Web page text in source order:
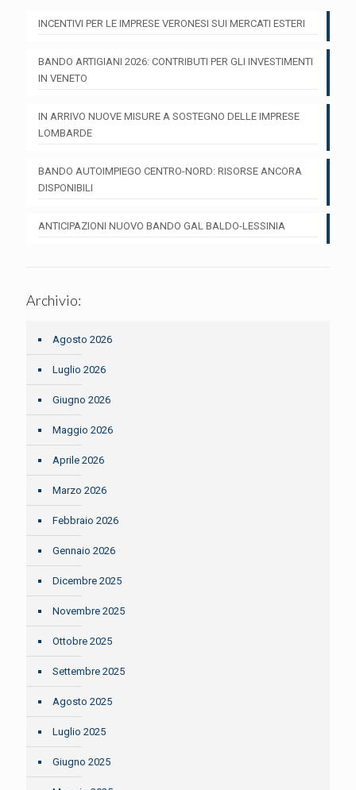
INCENTIVI PER LE IMPRESE VERONESI SUI MERCATI ESTERI
BANDO ARTIGIANI 2026: CONTRIBUTI PER GLI INVESTIMENTI
IN VENETO
IN ARRIVO NUOVE MISURE A SOSTEGNO DELLE IMPRESE
LOMBARDE
BANDO AUTOIMPIEGO CENTRO-NORD: RISORSE ANCORA
DISPONIBILI
ANTICIPAZIONI NUOVO BANDO GAL BALDO-LESSINIA
Archivio:
Agosto 2026
Luglio 2026
Giugno 2026
Maggio 2026
Aprile 2026
Marzo 2026
Febbraio 2026
Gennaio 2026
Dicembre 2025
Novembre 2025
Ottobre 2025
Settembre 2025
Agosto 2025
Luglio 2025
Giugno 2025